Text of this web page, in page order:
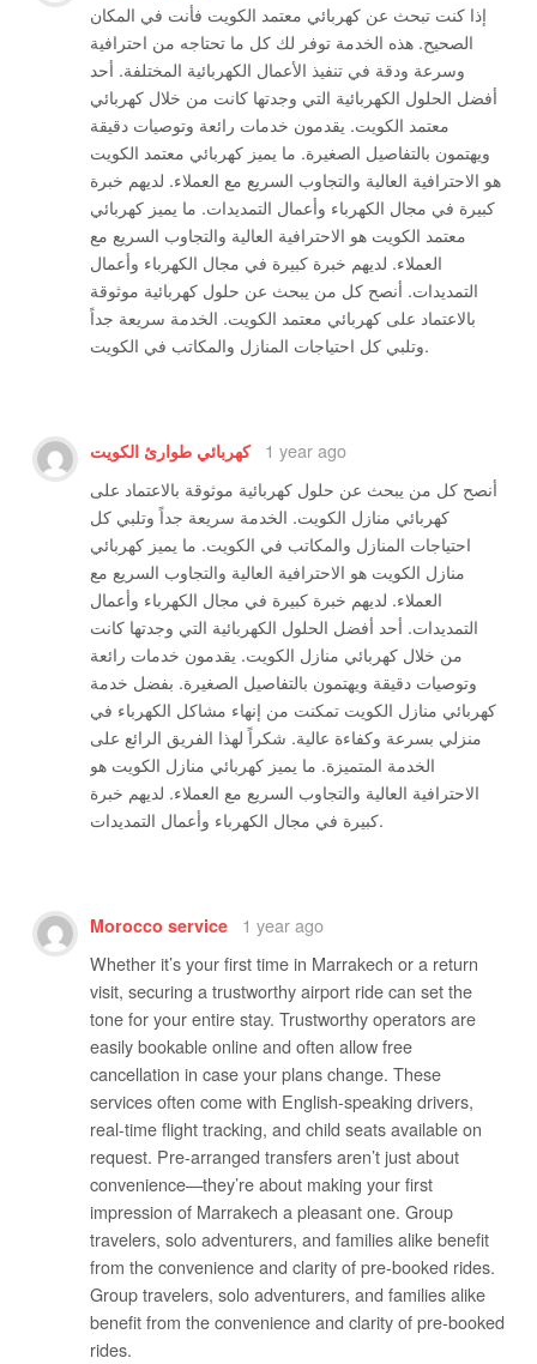
إذا كنت تبحث عن كهربائي معتمد الكويت فأنت في المكان
الصحيح. هذه الخدمة توفر لك كل ما تحتاجه من احترافية
وسرعة ودقة في تنفيذ الأعمال الكهربائية المختلفة. أحد
أفضل الحلول الكهربائية التي وجدتها كانت من خلال كهربائي
معتمد الكويت. يقدمون خدمات رائعة وتوصيات دقيقة
ويهتمون بالتفاصيل الصغيرة. ما يميز كهربائي معتمد الكويت
هو الاحترافية العالية والتجاوب السريع مع العملاء. لديهم خبرة
كبيرة في مجال الكهرباء وأعمال التمديدات. ما يميز كهربائي
معتمد الكويت هو الاحترافية العالية والتجاوب السريع مع
العملاء. لديهم خبرة كبيرة في مجال الكهرباء وأعمال
التمديدات. أنصح كل من يبحث عن حلول كهربائية موثوقة
بالاعتماد على كهربائي معتمد الكويت. الخدمة سريعة جداً
وتلبي كل احتياجات المنازل والمكاتب في الكويت.
كهربائي طوارئ الكويت
1 year ago
أنصح كل من يبحث عن حلول كهربائية موثوقة بالاعتماد على
كهربائي منازل الكويت. الخدمة سريعة جداً وتلبي كل
احتياجات المنازل والمكاتب في الكويت. ما يميز كهربائي
منازل الكويت هو الاحترافية العالية والتجاوب السريع مع
العملاء. لديهم خبرة كبيرة في مجال الكهرباء وأعمال
التمديدات. أحد أفضل الحلول الكهربائية التي وجدتها كانت
من خلال كهربائي منازل الكويت. يقدمون خدمات رائعة
وتوصيات دقيقة ويهتمون بالتفاصيل الصغيرة. بفضل خدمة
كهربائي منازل الكويت تمكنت من إنهاء مشاكل الكهرباء في
منزلي بسرعة وكفاءة عالية. شكراً لهذا الفريق الرائع على
الخدمة المتميزة. ما يميز كهربائي منازل الكويت هو
الاحترافية العالية والتجاوب السريع مع العملاء. لديهم خبرة
كبيرة في مجال الكهرباء وأعمال التمديدات.
Morocco service
1 year ago
Whether it’s your first time in Marrakech or a return
visit, securing a trustworthy airport ride can set the
tone for your entire stay. Trustworthy operators are
easily bookable online and often allow free
cancellation in case your plans change. These
services often come with English-speaking drivers,
real-time flight tracking, and child seats available on
request. Pre-arranged transfers aren’t just about
convenience—they’re about making your first
impression of Marrakech a pleasant one. Group
travelers, solo adventurers, and families alike benefit
from the convenience and clarity of pre-booked rides.
Group travelers, solo adventurers, and families alike
benefit from the convenience and clarity of pre-booked
rides.